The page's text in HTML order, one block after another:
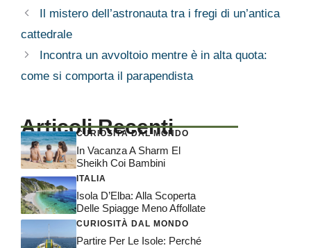
Il mistero dell’astronauta tra i fregi di un’antica
cattedrale
Incontra un avvoltoio mentre è in alta quota:
come si comporta il parapendista
Articoli Recenti
CURIOSITÀ DAL MONDO
In Vacanza A Sharm El
Sheikh Coi Bambini
ITALIA
Isola D’Elba: Alla Scoperta
Delle Spiagge Meno Affollate
CURIOSITÀ DAL MONDO
Partire Per Le Isole: Perché